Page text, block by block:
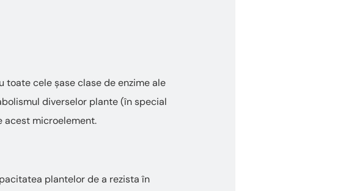
cele șase clase de enzime ale
diverselor plante (în special
acest microelement.
plantelor de a rezista în